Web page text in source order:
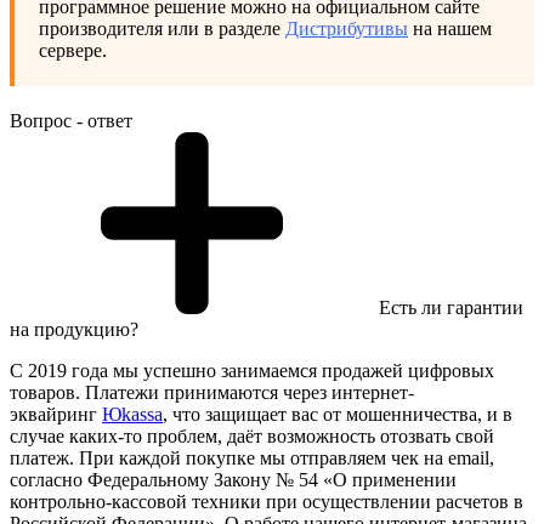
программное решение можно на официальном сайте
производителя или в разделе Дистрибутивы на нашем
сервере.
Вопрос - ответ
Есть ли гарантии
на продукцию?
С 2019 года мы успешно занимаемся продажей цифровых
товаров. Платежи принимаются через интернет-
эквайринг Юkassa, что защищает вас от мошенничества, и в
случае каких-то проблем, даёт возможность отозвать свой
платеж. При каждой покупке мы отправляем чек на email,
согласно Федеральному Закону № 54 «О применении
контрольно-кассовой техники при осуществлении расчетов в